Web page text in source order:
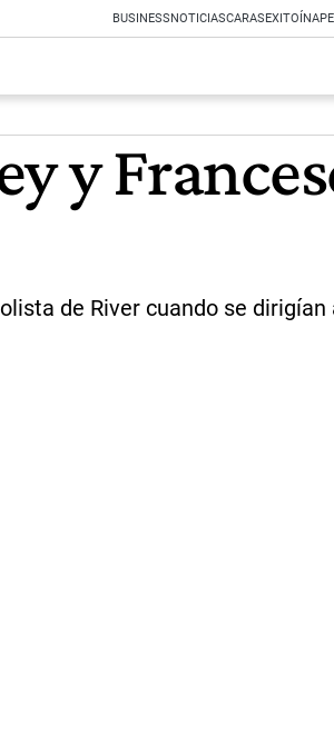
BUSINESSNOTICIASCARASEXITOÍNA
y
de River cuando se